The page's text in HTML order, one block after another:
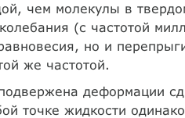
чем молекулы в
(с частотой
но и
же частотой.
деформации
точке жидкости